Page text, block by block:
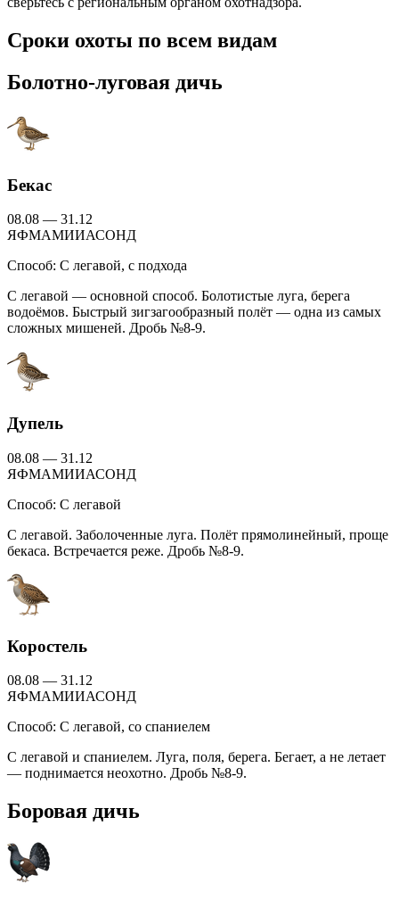
Сроки охоты по всем видам
Болотно-луговая дичь
Бекас
08.08 — 31.12
ЯФМАМИИАСОНД
Способ: С легавой, с подхода
С легавой — основной способ. Болотистые луга, берега
водоёмов. Быстрый зигзагообразный полёт — одна из самых
сложных мишеней. Дробь №8-9.
Дупель
08.08 — 31.12
ЯФМАМИИАСОНД
Способ: С легавой
С легавой. Заболоченные луга. Полёт прямолинейный, проще
бекаса. Встречается реже. Дробь №8-9.
Коростель
08.08 — 31.12
ЯФМАМИИАСОНД
Способ: С легавой, со спаниелем
С легавой и спаниелем. Луга, поля, берега. Бегает, а не летает
— поднимается неохотно. Дробь №8-9.
Боровая дичь